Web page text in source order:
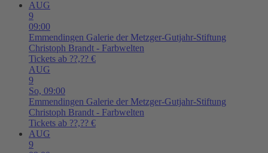
AUG
9
09:00
Emmendingen Galerie der Metzger-Gutjahr-Stiftung
Christoph Brandt - Farbwelten
Tickets ab ??,?? €
AUG
9
So, 09:00
Emmendingen Galerie der Metzger-Gutjahr-Stiftung
Christoph Brandt - Farbwelten
Tickets ab ??,?? €
AUG
9